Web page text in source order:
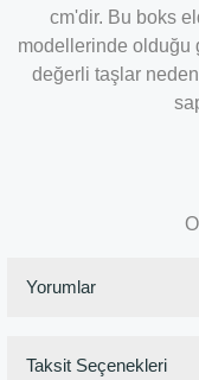
cm'dir. Bu boks
modellerinde olduğu
değerli taşlar
Yorumlar
Taksit Seçenekleri